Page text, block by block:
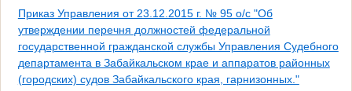
Приказ Управления от 23.12.2015 г. № 95 о/с "Об
утверждении перечня должностей федеральной
государственной гражданской службы Управления Судебного
департамента в Забайкальском крае и аппаратов районных
(городских) судов Забайкальского края, гарнизонных."